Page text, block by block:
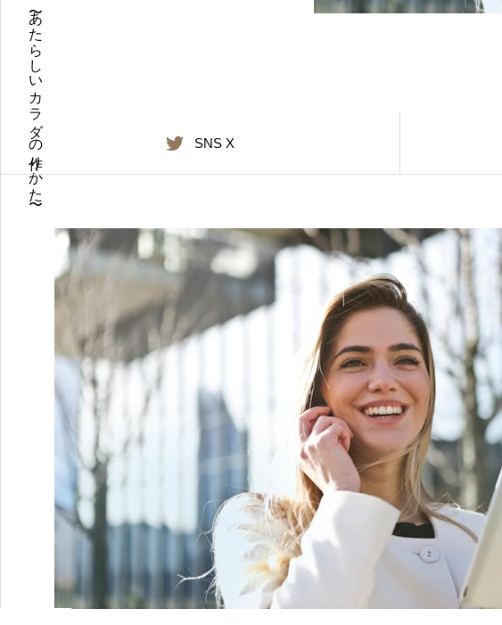
〜あたらしいカラダの作りかた〜 SNS X